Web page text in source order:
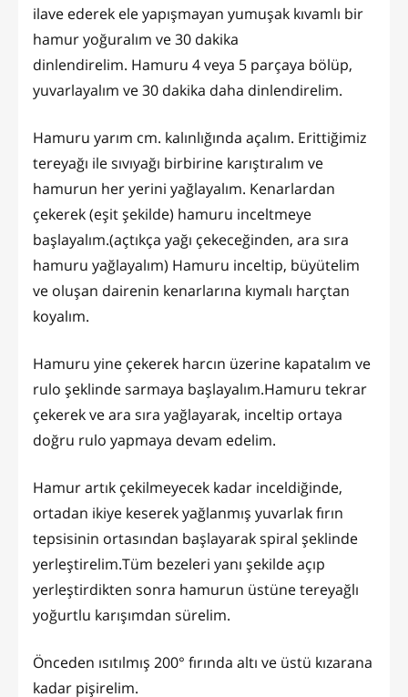
ilave ederek ele yapışmayan yumuşak kıvamlı bir
hamur yoğuralım ve 30 dakika
dinlendirelim. Hamuru 4 veya 5 parçaya bölüp,
yuvarlayalım ve 30 dakika daha dinlendirelim.
Hamuru yarım cm. kalınlığında açalım. Erittiğimiz
tereyağı ile sıvıyağı birbirine karıştıralım ve
hamurun her yerini yağlayalım. Kenarlardan
çekerek (eşit şekilde) hamuru inceltmeye
başlayalım.(açtıkça yağı çekeceğinden, ara sıra
hamuru yağlayalım) Hamuru inceltip, büyütelim
ve oluşan dairenin kenarlarına kıymalı harçtan
koyalım.
Hamuru yine çekerek harcın üzerine kapatalım ve
rulo şeklinde sarmaya başlayalım.Hamuru tekrar
çekerek ve ara sıra yağlayarak, inceltip ortaya
doğru rulo yapmaya devam edelim.
Hamur artık çekilmeyecek kadar inceldiğinde,
ortadan ikiye keserek yağlanmış yuvarlak fırın
tepsisinin ortasından başlayarak spiral şeklinde
yerleştirelim.Tüm bezeleri yanı şekilde açıp
yerleştirdikten sonra hamurun üstüne tereyağlı
yoğurtlu karışımdan sürelim.
Önceden ısıtılmış 200° fırında altı ve üstü kızarana
kadar pişirelim.